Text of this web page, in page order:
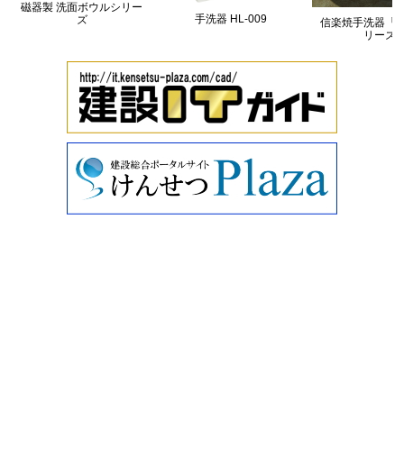
磁器製 洗面ボウルシリー
ズ
手洗器 HL-009
信楽焼手洗器「
リーズ